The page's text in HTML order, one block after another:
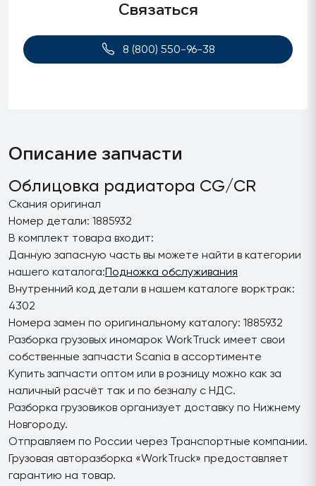
Связаться
8 (800) 550-96-38
Описание запчасти
Облицовка радиатора CG/CR
Скания оригинал
Номер детали: 1885932
В комплект товара входит:
Данную запасную часть вы можете найти в категории
нашего каталога:Подножка обслуживания
Внутренний код детали в нашем каталоге ворктрак:
4302
Номера замен по оригинальному каталогу: 1885932
Разборка грузовых иномарок WorkTruck имеет свои
собственные запчасти Scania в ассортименте
Купить запчасти оптом или в розницу можно как за
наличный расчёт так и по безналу с НДС.
Разборка грузовиков организует доставку по Нижнему
Новгороду.
Отправляем по России через Транспортные компании.
Грузовая авторазборка «WorkTruck» предоставляет
гарантию на товар.